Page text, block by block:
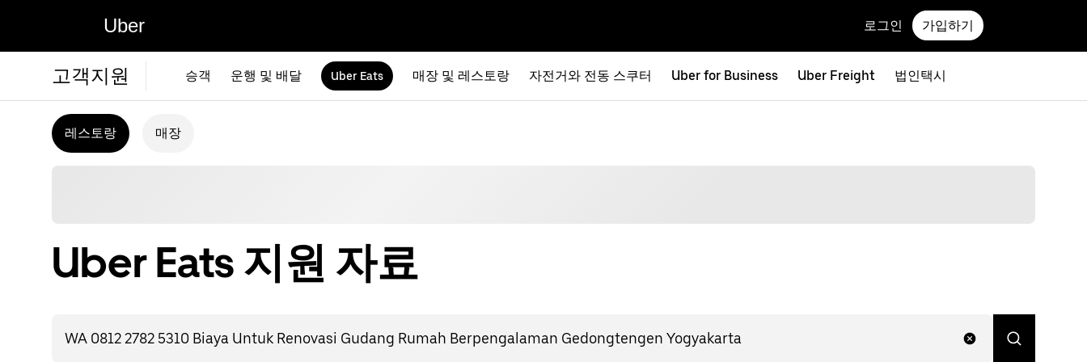
Uber 로그인 가입하기
고객지원 승객 운행 및 배달 Uber Eats 매장 및 레스토랑 자전거와 전동 스쿠터 Uber for Business Uber Freight 법인택시
레스토랑 매장
Uber Eats 지원 자료